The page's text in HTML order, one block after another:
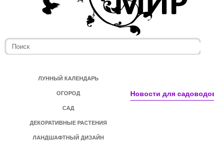
ЛУННЫЙ КАЛЕНДАРЬ
ОГОРОД
САД
ДЕКОРАТИВНЫЕ РАСТЕНИЯ
ЛАНДШАФТНЫЙ ДИЗАЙН
Новости для